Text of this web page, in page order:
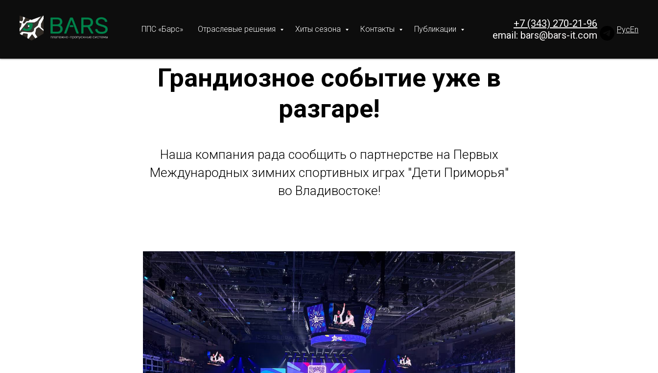
ППС «Барс» Отраслевые решения Хиты сезона Контакты Публикации
+7 (343) 270-21-96
email: bars@bars-it.com РусEn
Грандиозное событие уже в
разгаре!
Наша компания рада сообщить о партнерстве на Первых
Международных зимних спортивных играх "Дети Приморья"
во Владивостоке!